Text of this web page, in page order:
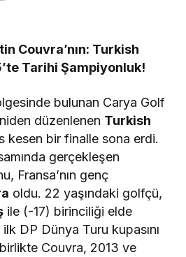
Couvra’nın: Turkish
Tarihi Şampiyonluk!
bulunan Carya Golf
düzenlenen Turkish
kesen bir finalle sona erdi.
gerçekleşen
Fransa’nın genç
oldu. 22 yaşındaki golfçü,
ile (-17) birinciliği elde
DP Dünya Turu kupasını
Couvra, 2013 ve